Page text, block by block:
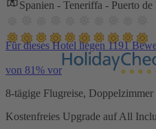
Spanien - Teneriffa - Puerto de
Für dieses Hotel liegen 1191
von 81% vor
8-tägige Flugreise,
Kostenfreies Upgrade auf All